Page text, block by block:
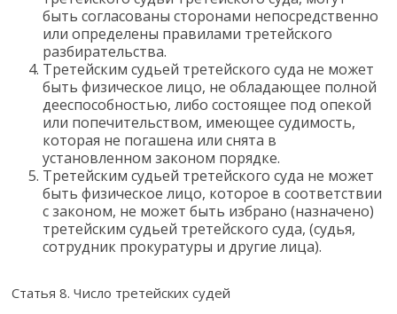
быть согласованы сторонами непосредственно
или определены правилами третейского
разбирательства.
Третейским судьей третейского суда не может
быть физическое лицо, не обладающее полной
дееспособностью, либо состоящее под опекой
или попечительством, имеющее судимость,
которая не погашена или снята в
установленном законом порядке.
Третейским судьей третейского суда не может
быть физическое лицо, которое в соответствии
с законом, не может быть избрано (назначено)
третейским судьей третейского суда, (судья,
сотрудник прокуратуры и другие лица).
Статья 8. Число третейских судей